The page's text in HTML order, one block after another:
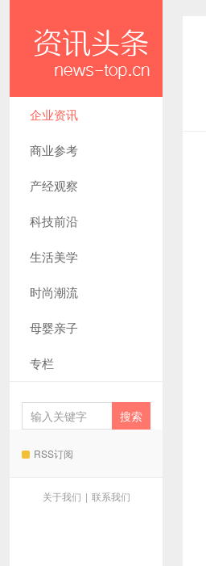
企业资讯
商业参考
产经观察
科技前沿
生活美学
时尚潮流
母婴亲子
专栏
RSS订阅
关于我们 | 联系我们